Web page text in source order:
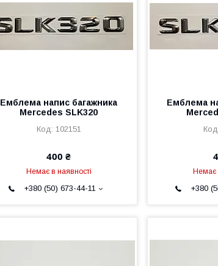
Емблема напис багажника
Mercedes SLK320
102151
400 ₴
Немає в наявності
+380 (50) 673-44-11
Емблема
Немає
+380